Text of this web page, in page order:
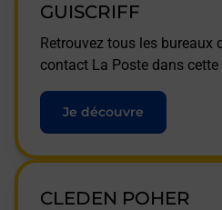
GUISCRIFF
Retrouvez tous les bureaux
contact La Poste dans
Je découvre
CLEDEN POHER